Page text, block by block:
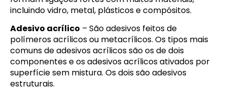
incluindo vidro, metal, plásticos e compósitos.
Adesivo acrílico – São adesivos feitos de
polímeros acrílicos ou metacrílicos. Os tipos mais
comuns de adesivos acrílicos são os de dois
componentes e os adesivos acrílicos ativados por
superfície sem mistura. Os dois são adesivos
estruturais.